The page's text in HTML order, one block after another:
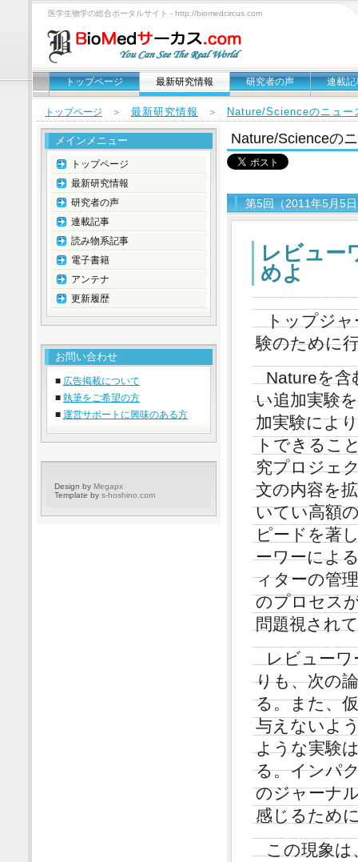
医学生物学の総合ポータルサイト - http://biomedcircus.com
トップページ 最新研究情報 研究者の声 連載記
トップページ ＞ 最新研究情報 ＞ Nature/Scienceのニュー
Nature/Scienceの
第5回（2011年5月5
レビュー
めよ
トップジ
験のために
Natureを
い追加実験
加実験によ
トできるこ
究プロジェ
文の内容を
いてい高額
ピードを著
ーワーによ
ィターの管
のプロセス
問題視され
レビュー
りも、次の
る。また、
与えないよ
ような実験
る。インパ
のジャーナ
感じるため
この現象
メインメニュー
トップページ
最新研究情報
研究者の声
連載記事
読み物系記事
電子書籍
アンテナ
更新履歴
お問い合わせ
■ 広告掲載について
■ 執筆をご希望の方
■ 運営サポートに興味のある方
Design by Megapx
Template by s-hoshino.com